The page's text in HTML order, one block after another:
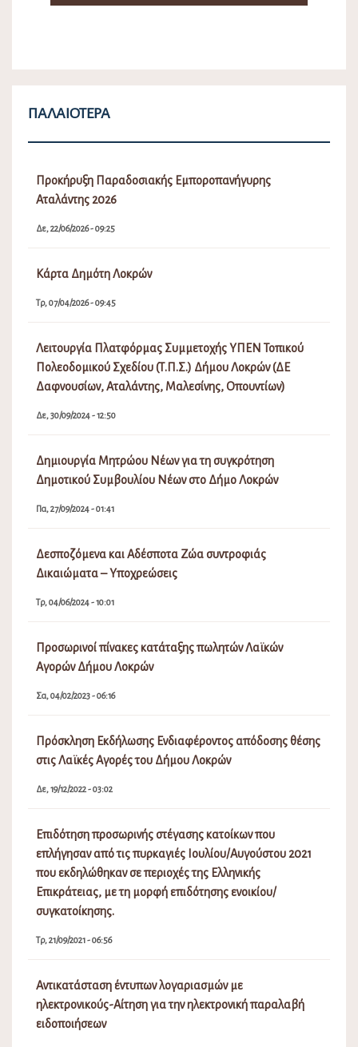
ΠΑΛΑΙΌΤΕΡΑ
Προκήρυξη Παραδοσιακής Εμποροπανήγυρης
Αταλάντης 2026
Δε, 22/06/2026 - 09:25
Κάρτα Δημότη Λοκρών
Τρ, 07/04/2026 - 09:45
Λειτουργία Πλατφόρμας Συμμετοχής ΥΠΕΝ Τοπικού
Πολεοδομικού Σχεδίου (Τ.Π.Σ.) Δήμου Λοκρών (ΔΕ
Δαφνουσίων, Αταλάντης, Μαλεσίνης, Οπουντίων)
Δε, 30/09/2024 - 12:50
Δημιουργία Μητρώου Νέων για τη συγκρότηση
Δημοτικού Συμβουλίου Νέων στο Δήμο Λοκρών
Πα, 27/09/2024 - 01:41
Δεσποζόμενα και Αδέσποτα Ζώα συντροφιάς
Δικαιώματα – Υποχρεώσεις
Τρ, 04/06/2024 - 10:01
Προσωρινοί πίνακες κατάταξης πωλητών Λαϊκών
Αγορών Δήμου Λοκρών
Σα, 04/02/2023 - 06:16
Πρόσκληση Εκδήλωσης Ενδιαφέροντος απόδοσης θέσης
στις Λαϊκές Αγορές του Δήμου Λοκρών
Δε, 19/12/2022 - 03:02
Επιδότηση προσωρινής στέγασης κατοίκων που
επλήγησαν από τις πυρκαγιές Ιουλίου/Αυγούστου 2021
που εκδηλώθηκαν σε περιοχές της Ελληνικής
Επικράτειας, με τη μορφή επιδότησης ενοικίου/
συγκατοίκησης.
Τρ, 21/09/2021 - 06:56
Αντικατάσταση έντυπων λογαριασμών με
ηλεκτρονικούς-Αίτηση για την ηλεκτρονική παραλαβή
ειδοποιήσεων